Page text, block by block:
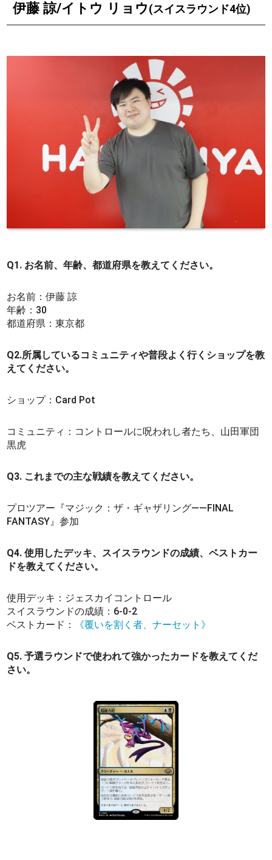
伊藤 諒/イトウ リョウ(スイスラウンド4位)
Q1. お名前、年齢、都道府県を教えてください。
お名前：伊藤 諒
年齢：30
都道府県：東京都
Q2.所属しているコミュニティや普段よく行くショップを教
えてください。
ショップ：Card Pot
コミュニティ：コントロールに呪われし者たち、山田軍団
黒虎
Q3. これまでの主な戦績を教えてください。
プロツアー『マジック：ザ・ギャザリング——FINAL
FANTASY』参加
Q4. 使用したデッキ、スイスラウンドの成績、ベストカー
ドを教えてください。
使用デッキ：ジェスカイコントロール
スイスラウンドの成績：6-0-2
ベストカード：
《覆いを割く者、ナーセット》
Q5. 予選ラウンドで使われて強かったカードを教えてくだ
さい。